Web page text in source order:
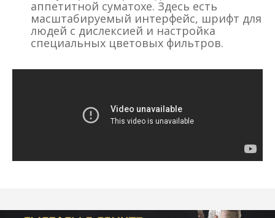
аппетитной суматохе. Здесь есть
масштабируемый интерфейс, шрифт для
людей с дислексией и настройка
специальных цветовых фильтров.